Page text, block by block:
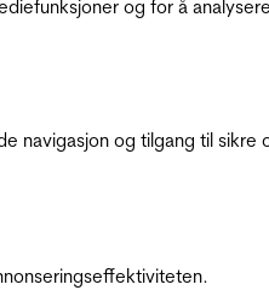
og for å
navigasjon og tilgang til